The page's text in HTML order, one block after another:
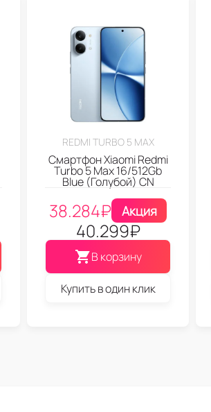
REDMI TURBO 5 MAX
Смартфон Xiaomi Redmi
Turbo 5 Max 16/512Gb
Blue (Голубой) CN
38.284₽ Акция
40.299₽
В корзину
Купить в один клик